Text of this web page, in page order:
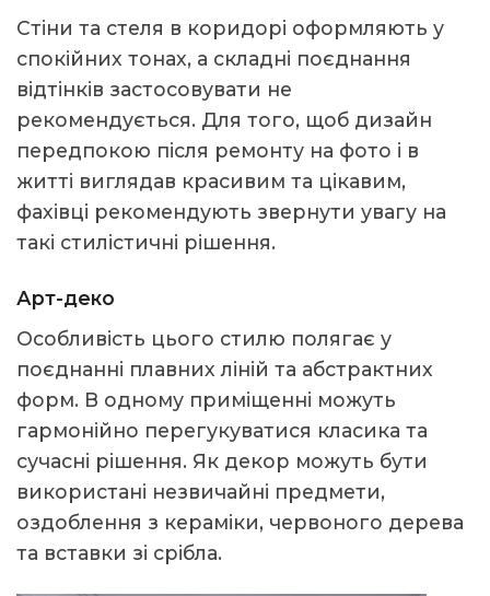
Стіни та стеля в коридорі оформляють у
спокійних тонах, а складні поєднання
відтінків застосовувати не
рекомендується. Для того, щоб дизайн
передпокою після ремонту на фото і в
житті виглядав красивим та цікавим,
фахівці рекомендують звернути увагу на
такі стилістичні рішення.
Арт-деко
Особливість цього стилю полягає у
поєднанні плавних ліній та абстрактних
форм. В одному приміщенні можуть
гармонійно перегукуватися класика та
сучасні рішення. Як декор можуть бути
використані незвичайні предмети,
оздоблення з кераміки, червоного дерева
та вставки зі срібла.